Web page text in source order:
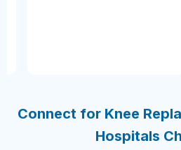
Connect for Knee
Hospitals